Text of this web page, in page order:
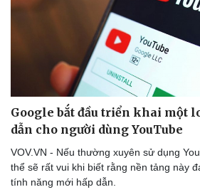
Google bắt đầu triển khai một
dẫn cho người dùng YouTube
VOV.VN - Nếu thường xuyên sử dụng
thể sẽ rất vui khi biết rằng nền tảng này
tính năng mới hấp dẫn.